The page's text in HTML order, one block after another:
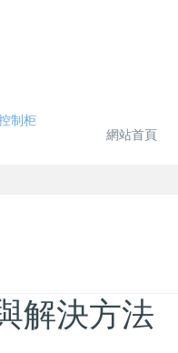
網站首頁
解決方法